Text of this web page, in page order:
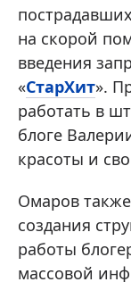
на скорой
введения
«СтарХит».
работать в
блоге
красоты и
Омаров
создания
работы
массовой